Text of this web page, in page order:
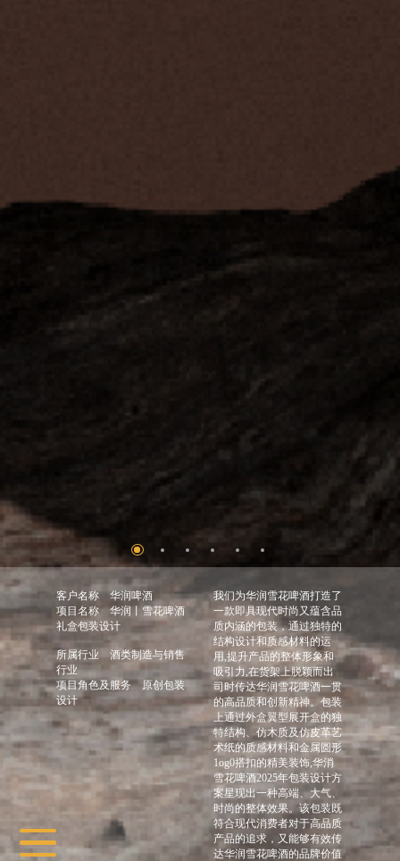
客户名称
华润啤酒
项目名称
华润丨雪花啤酒
礼盒包装设计
所属行业
酒类制造与销售
行业
项目角色及服务
原创包装
设计
我们为华润雪花啤酒打造了
一款即具现代时尚又蕴含品
质内涵的包装，通过独特的
结构设计和质感材料的运
用,提升产品的整体形象和
吸引力,在货架上脱颖而出
司时传达华润雪花啤酒一贯
的高品质和创新精神。包装
上通过外盒翼型展开盒的独
特结构、仿木质及仿皮革艺
术纸的质感材料和金属圆形
1og0搭扣的精美装饰,华消
雪花啤酒2025年包装设计方
案星现出一种高端、大气、
时尚的整体效果。该包装既
符合现代消费者对于高品质
产品的追求，又能够有效传
达华润雪花啤酒的品牌价值